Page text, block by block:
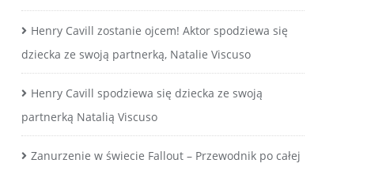
Henry Cavill zostanie ojcem! Aktor spodziewa się
dziecka ze swoją partnerką, Natalie Viscuso
Henry Cavill spodziewa się dziecka ze swoją
partnerką Natalią Viscuso
Zanurzenie w świecie Fallout – Przewodnik po całej